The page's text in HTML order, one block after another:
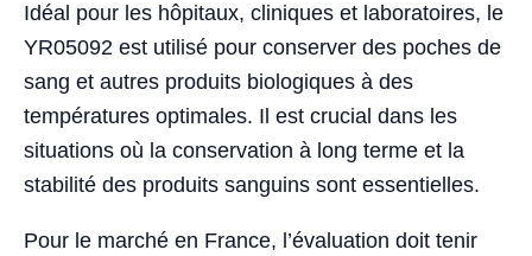
Idéal pour les hôpitaux, cliniques et laboratoires, le
YR05092 est utilisé pour conserver des poches de
sang et autres produits biologiques à des
températures optimales. Il est crucial dans les
situations où la conservation à long terme et la
stabilité des produits sanguins sont essentielles.
Pour le marché en France, l’évaluation doit tenir